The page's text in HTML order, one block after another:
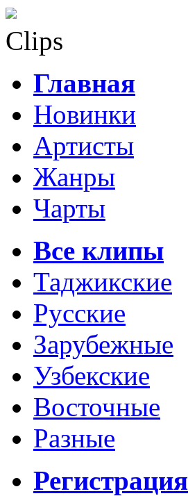
Clips
Главная
Новинки
Артисты
Жанры
Чарты
Все клипы
Таджикские
Русские
Зарубежные
Узбекские
Восточные
Разные
Регистрация